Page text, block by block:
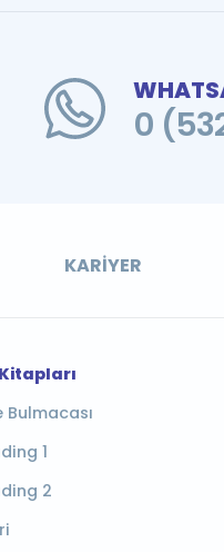
0
KARIYER
Kitapları
Bulmacası
1
2